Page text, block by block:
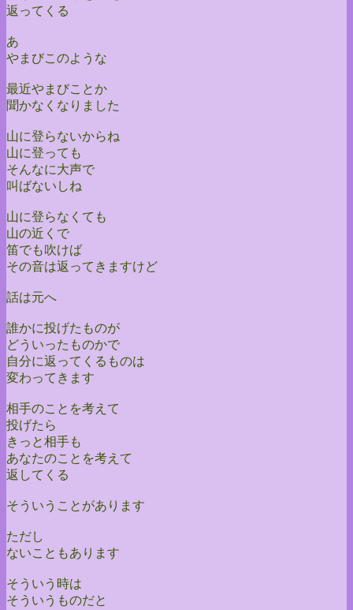
返ってくる
あ
やまびこのような
最近やまびことか
聞かなくなりました
山に登らないからね
山に登っても
そんなに大声で
叫ばないしね
山に登らなくても
山の近くで
笛でも吹けば
その音は返ってきますけど
話は元へ
誰かに投げたものが
どういったものかで
自分に返ってくるものは
変わってきます
相手のことを考えて
投げたら
きっと相手も
あなたのことを考えて
返してくる
そういうことがあります
ただし
ないこともあります
そういう時は
そういうものだと